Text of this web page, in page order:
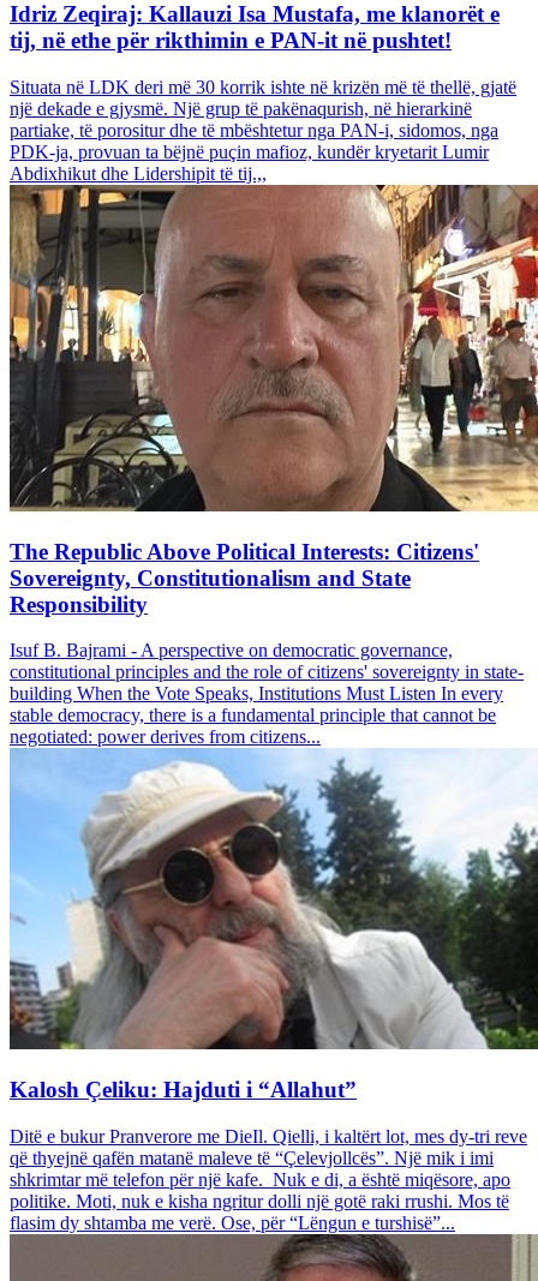
Idriz Zeqiraj: Kallauzi Isa Mustafa, me klanorët e
tij, në ethe për rikthimin e PAN-it në pushtet!
Situata në LDK deri më 30 korrik ishte në krizën më të thellë, gjatë
një dekade e gjysmë. Një grup të pakënaqurish, në hierarkinë
partiake, të porositur dhe të mbështetur nga PAN-i, sidomos, nga
PDK-ja, provuan ta bëjnë puçin mafioz, kundër kryetarit Lumir
Abdixhikut dhe Lidershipit të tij.,,
The Republic Above Political Interests: Citizens'
Sovereignty, Constitutionalism and State
Responsibility
Isuf B. Bajrami - A perspective on democratic governance,
constitutional principles and the role of citizens' sovereignty in state-
building When the Vote Speaks, Institutions Must Listen In every
stable democracy, there is a fundamental principle that cannot be
negotiated: power derives from citizens...
Kalosh Çeliku: Hajduti i “Allahut”
Ditë e bukur Pranverore me DieIl. Qielli, i kaltërt lot, mes dy-tri reve
që thyejnë qafën matanë maleve të “Çelevjollcës”. Një mik i imi
shkrimtar më telefon për një kafe. Nuk e di, a është miqësore, apo
politike. Moti, nuk e kisha ngritur dolli një gotë raki rrushi. Mos të
flasim dy shtamba me verë. Ose, për “Lëngun e turshisë”...